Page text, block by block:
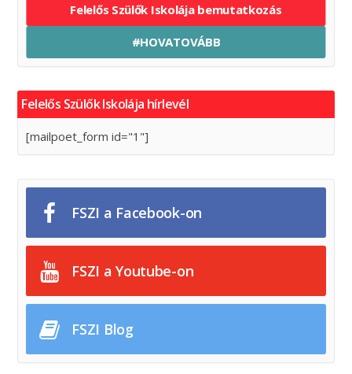
Felelős Szülők Iskolája bemutatkozás
#HOVATOVÁBB
Felelős Szülők Iskolája hírlevél
[mailpoet_form id="1"]
FSZI a Facebook-on
FSZI a Youtube-on
FSZI Blog